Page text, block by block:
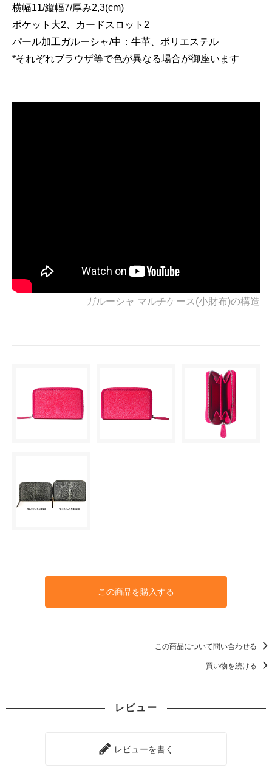
横幅11/縦幅7/厚み2,3(cm)
ポケット大2、カードスロット2
パール加工ガルーシャ/中：牛革、ポリエステル
*それぞれブラウザ等で色が異なる場合が御座います
ガルーシャ マルチケース(小財布)の構造
この商品を購入する
この商品について問い合わせる
買い物を続ける
レビュー
レビューを書く